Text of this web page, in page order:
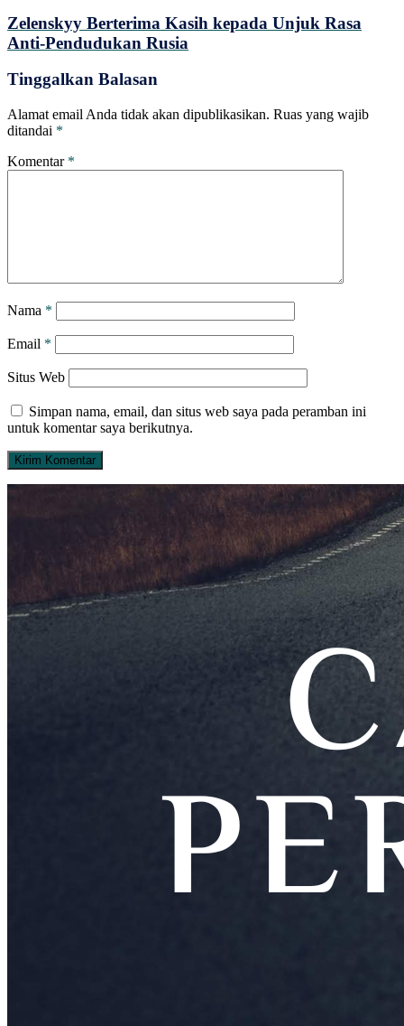
Zelenskyy Berterima Kasih kepada Unjuk Rasa
Anti-Pendudukan Rusia
Tinggalkan Balasan
Alamat email Anda tidak akan dipublikasikan. Ruas yang wajib
ditandai *
Komentar *
Nama *
Email *
Situs Web
Simpan nama, email, dan situs web saya pada peramban ini
untuk komentar saya berikutnya.